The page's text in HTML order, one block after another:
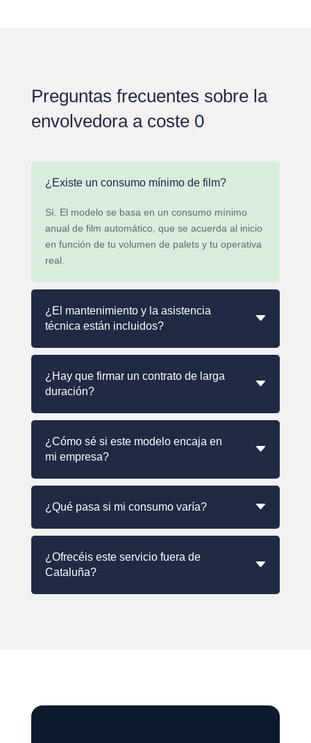
Preguntas frecuentes sobre la
envolvedora a coste 0
¿Existe un consumo mínimo de film?
Sí. El modelo se basa en un consumo mínimo
anual de film automático, que se acuerda al inicio
en función de tu volumen de palets y tu operativa
real.
¿El mantenimiento y la asistencia
técnica están incluidos?
¿Hay que firmar un contrato de larga
duración?
¿Cómo sé si este modelo encaja en
mi empresa?
¿Qué pasa si mi consumo varía?
¿Ofrecéis este servicio fuera de
Cataluña?